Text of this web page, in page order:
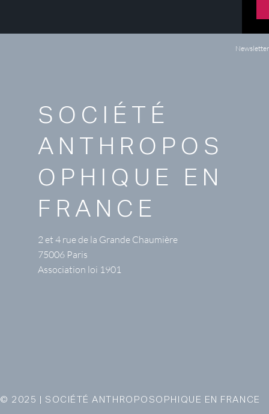
Newsletter
SOCIÉTÉ
ANTHROPOS
OPHIQUE EN
FRANCE
2 et 4 rue de la Grande Chaumière
75006 Paris
Association loi 1901
© 2025 | SOCIÉTÉ ANTHROPOSOPHIQUE EN FRANCE